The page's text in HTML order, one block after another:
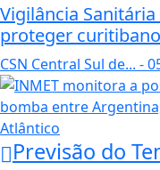
Vigilância
proteger
CSN Central Sul de... -
Previsão do